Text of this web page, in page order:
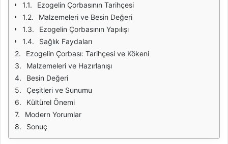
Ezogelin Çorbasının Tarihçesi
Malzemeleri ve Besin Değeri
Ezogelin Çorbasının Yapılışı
Sağlık Faydaları
Ezogelin Çorbası: Tarihçesi ve Kökeni
Malzemeleri ve Hazırlanışı
Besin Değeri
Çeşitleri ve Sunumu
Kültürel Önemi
Modern Yorumlar
Sonuç